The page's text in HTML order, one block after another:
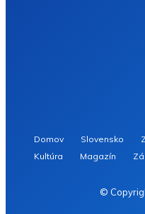
Domov Slovensko
Kultúra
Magazín
©